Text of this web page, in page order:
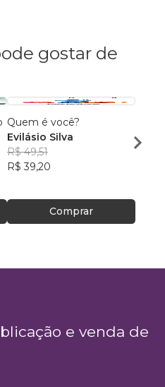
gostar de
Quem é você?
Evilásio Silva
R$ 49,51
R$ 39,20
Comprar
o
e venda de